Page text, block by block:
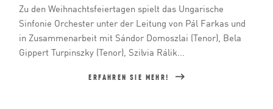
Zu den Weihnachtsfeiertagen spielt das Ungarische
Sinfonie Orchester unter der Leitung von Pál Farkas und
in Zusammenarbeit mit Sándor Domoszlai (Tenor), Bela
Gippert Turpinszky (Tenor), Szilvia Rálik...
ERFAHREN SIE MEHR!